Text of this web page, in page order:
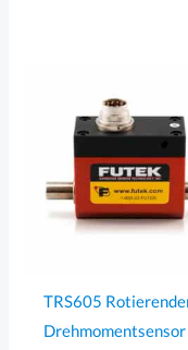
TRS605